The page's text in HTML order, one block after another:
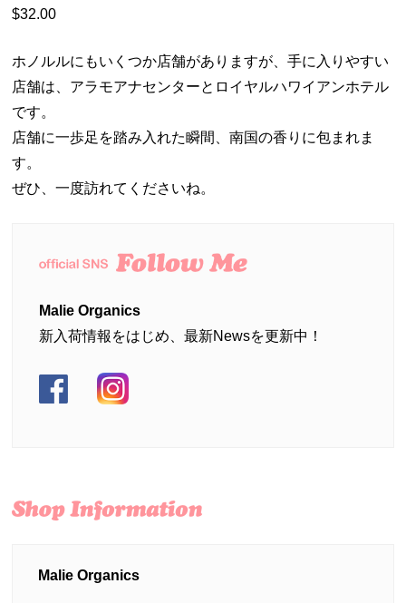
$32.00
ホノルルにもいくつか店舗がありますが、手に入りやすい
店舗は、アラモアナセンターとロイヤルハワイアンホテル
です。
店舗に一歩足を踏み入れた瞬間、南国の香りに包まれま
す。
ぜひ、一度訪れてくださいね。
Malie Organics
新入荷情報をはじめ、最新Newsを更新中！
を見る
を見る
Malie Organics